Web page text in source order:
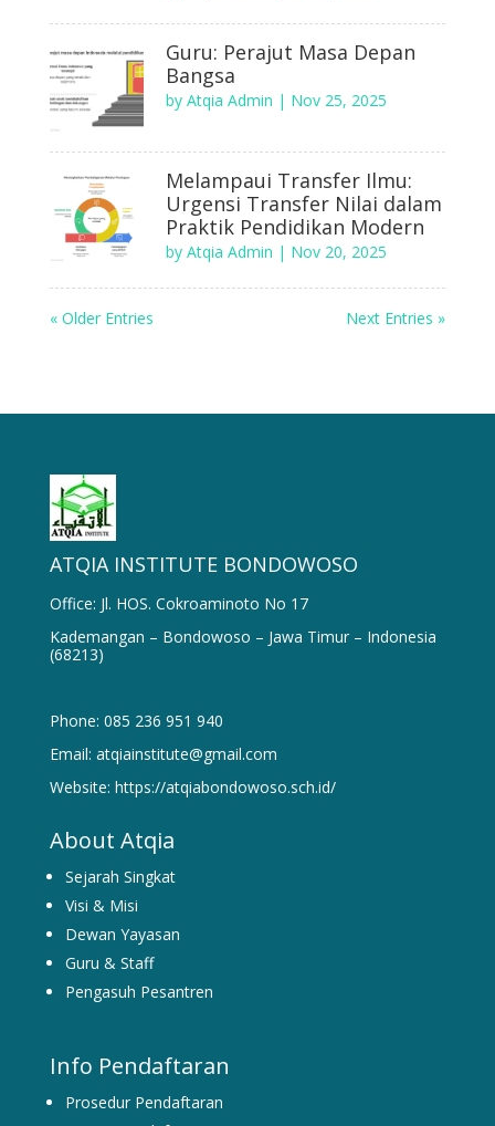
Guru: Perajut Masa Depan
Bangsa
by Atqia Admin | Nov 25, 2025
Melampaui Transfer Ilmu:
Urgensi Transfer Nilai dalam
Praktik Pendidikan Modern
by Atqia Admin | Nov 20, 2025
« Older Entries Next Entries »
ATQIA INSTITUTE BONDOWOSO
Office: Jl. HOS. Cokroaminoto No 17
Kademangan – Bondowoso – Jawa Timur – Indonesia
(68213)
Phone: 085 236 951 940
Email: atqiainstitute@gmail.com
Website: https://atqiabondowoso.sch.id/
About Atqia
Sejarah Singkat
Visi & Misi
Dewan Yayasan
Guru & Staff
Pengasuh Pesantren
Info Pendaftaran
Prosedur Pendaftaran